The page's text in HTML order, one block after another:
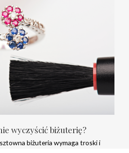
wyczyścić biżuterię?
biżuteria wymaga troski i